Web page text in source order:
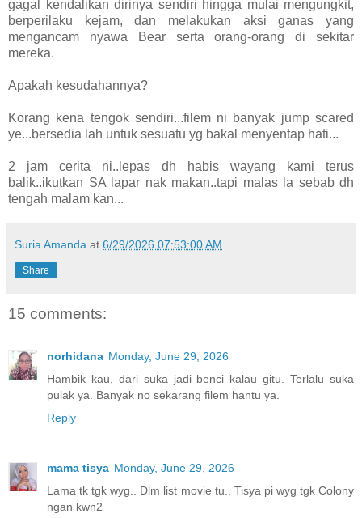
gagal kendalikan dirinya sendiri hingga mulai mengungkit,
berperilaku kejam, dan melakukan aksi ganas yang
mengancam nyawa Bear serta orang-orang di sekitar
mereka.
Apakah kesudahannya?
Korang kena tengok sendiri...filem ni banyak jump scared
ye...bersedia lah untuk sesuatu yg bakal menyentap hati...
2 jam cerita ni..lepas dh habis wayang kami terus
balik..ikutkan SA lapar nak makan..tapi malas la sebab dh
tengah malam kan...
Suria Amanda at 6/29/2026 07:53:00 AM
Share
15 comments:
norhidana Monday, June 29, 2026
Hambik kau, dari suka jadi benci kalau gitu. Terlalu suka
pulak ya. Banyak no sekarang filem hantu ya.
Reply
mama tisya Monday, June 29, 2026
Lama tk tgk wyg.. Dlm list movie tu.. Tisya pi wyg tgk Colony
ngan kwn2